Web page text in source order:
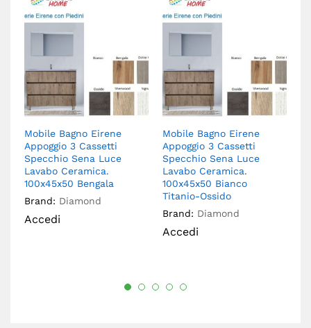
Mobile Bagno Eirene
Appoggio 3 Cassetti
Specchio Sena Luce
Lavabo Ceramica.
100x45x50 Bengala
Brand: Diamond
Accedi
Mobile Bagno Eirene
Appoggio 3 Cassetti
Specchio Sena Luce
Lavabo Ceramica.
100x45x50 Bianco
Titanio-Ossido
Brand: Diamond
Accedi